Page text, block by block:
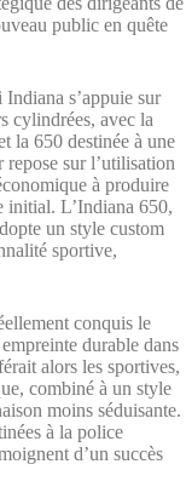
public en quête
s’appuie sur
cylindrées, avec la
la 650 destinée à une
sur l’utilisation
à produire
initial. L’Indiana 650,
un style custom
sportive,
conquis le
durable dans
alors les sportives,
combiné à un style
moins séduisante.
à la police
d’un succès